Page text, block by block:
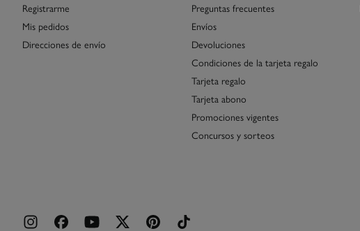
Registrarme
Mis pedidos
Direcciones de envío
Preguntas frecuentes
Envíos
Devoluciones
Condiciones de la tarjeta regalo
Tarjeta regalo
Tarjeta abono
Promociones vigentes
Concursos y sorteos